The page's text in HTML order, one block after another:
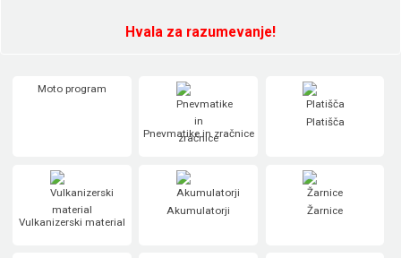
Hvala za razumevanje!
Moto program
Pnevmatike in zračnice
Platišča
Vulkanizerski material
Akumulatorji Žarnice